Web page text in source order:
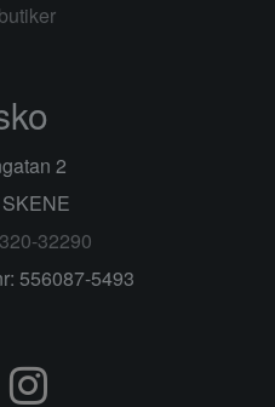
2
32290
556087-5493